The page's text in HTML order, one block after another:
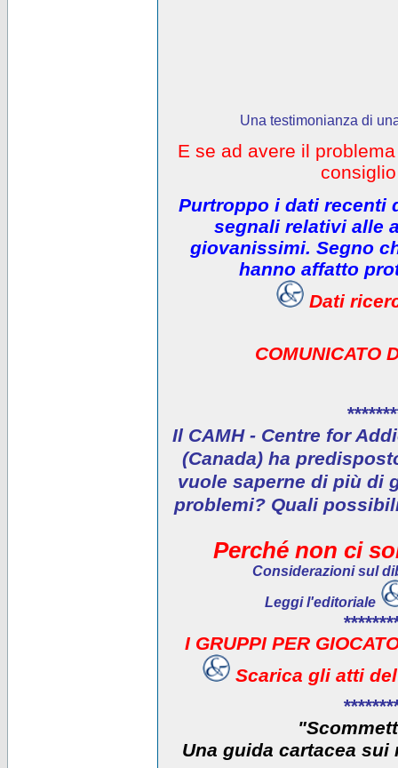
Una testimonianza di
E se ad avere il
Purtroppo i dati recenti
segnali relativi alle
giovanissimi. Segno
hanno affatto
Dati
COMUNICATO
Il CAMH - Centre for
(Canada) ha
vuole saperne di più di
problemi? Quali
Perché non ci
Considerazioni sul
Leggi l'editoriale
I GRUPPI PER
Scarica gli atti
Una guida cartacea